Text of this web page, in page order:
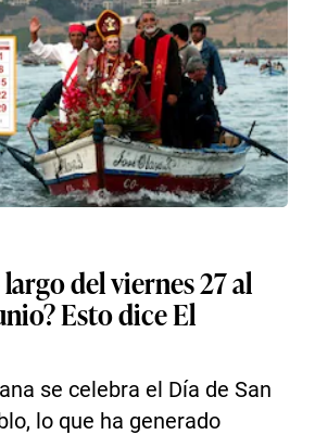
del viernes 27 al
Esto dice El
se celebra el Día de San
lo que ha generado